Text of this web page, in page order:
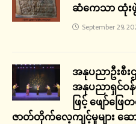
ဆံကေသာ ထုံးဖွဲ့
September 29,
အနုပညာဦးစီး
အနုပညာရှင်ဝန်
ဖြင့် ဖျော်ဖ
ဇာတ်တိုက်လေ့ကျင့်မှုများ ဆေ